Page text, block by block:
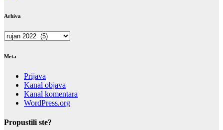
Arhiva
Arhiva
Meta
Prijava
Kanal objava
Kanal komentara
WordPress.org
Propustili ste?